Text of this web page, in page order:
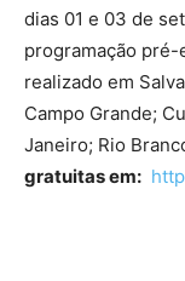
dias 01 e 03 de
programação
realizado em
Campo Grande;
Janeiro; Rio
gratuitas em: